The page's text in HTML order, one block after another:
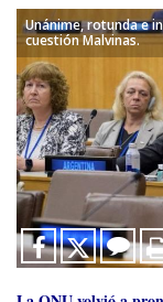
Unánime, rotunda e
cuestión Malvinas.